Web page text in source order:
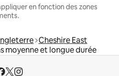
en fonction des zones
Cheshire East
moyenne et longue durée